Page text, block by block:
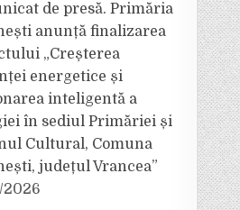
de presă. Primăria
anunță finalizarea
„Creșterea
energetice și
inteligentă a
în sediul Primăriei și
Cultural, Comuna
județul Vrancea”
2026